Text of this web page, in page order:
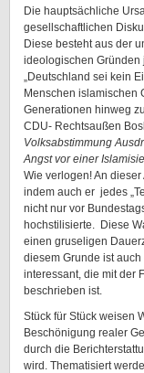
Die hauptsächliche
gesellschaftlichen
Diese besteht aus der
ideologischen
„Deutschland sei kein
Menschen islamischen
Generationen hinweg
CDU- Rechtsaußen
Volksabstimmung
Angst vor einer
Wie verlogen! An
indem auch er jedes
nicht nur vor
hochstilisierte. Diese
einen gruseligen
diesem Grunde ist
interessant, die mit der
beschrieben ist.
Stück für Stück weisen
Beschönigung realer
durch die
wird. Thematisiert